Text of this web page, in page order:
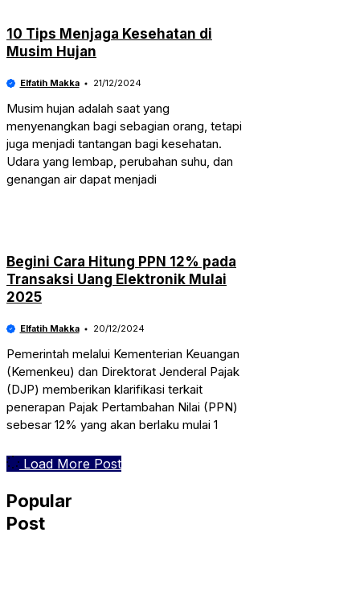
10 Tips Menjaga Kesehatan di
Musim Hujan
Elfatih Makka 21/12/2024
Musim hujan adalah saat yang
menyenangkan bagi sebagian orang, tetapi
juga menjadi tantangan bagi kesehatan.
Udara yang lembap, perubahan suhu, dan
genangan air dapat menjadi
Begini Cara Hitung PPN 12% pada
Transaksi Uang Elektronik Mulai
2025
Elfatih Makka 20/12/2024
Pemerintah melalui Kementerian Keuangan
(Kemenkeu) dan Direktorat Jenderal Pajak
(DJP) memberikan klarifikasi terkait
penerapan Pajak Pertambahan Nilai (PPN)
sebesar 12% yang akan berlaku mulai 1
Load More Post
Popular
Post